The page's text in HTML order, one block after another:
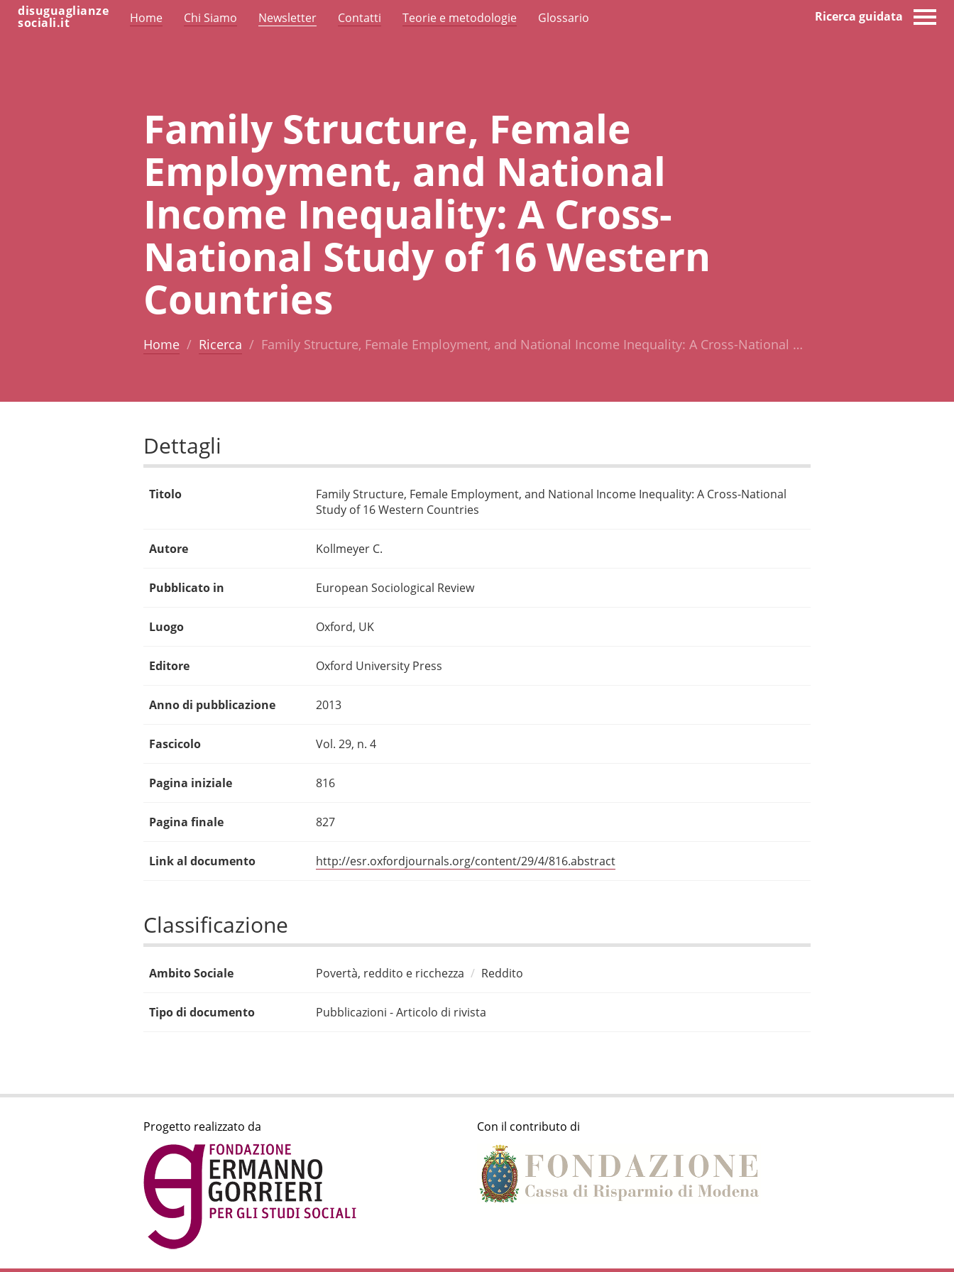
disuguaglianze
sociali.it Home Chi Siamo Newsletter Contatti Teorie e metodologie Glossario Ricerca guidata
Family Structure, Female
Employment, and National
Income Inequality: A Cross-
National Study of 16 Western
Countries
Home Ricerca Family Structure, Female Employment, and National Income Inequality: A Cross-National …
Dettagli
Titolo
Family Structure, Female Employment, and National Income Inequality: A Cross-National
Study of 16 Western Countries
Autore Kollmeyer C.
Pubblicato in European Sociological Review
Luogo Oxford, UK
Editore Oxford University Press
Anno di pubblicazione 2013
Fascicolo Vol. 29, n. 4
Pagina iniziale 816
Pagina finale 827
Link al documento http://esr.oxfordjournals.org/content/29/4/816.abstract
Classificazione
Ambito Sociale Povertà, reddito e ricchezza Reddito
Tipo di documento Pubblicazioni - Articolo di rivista
Progetto realizzato da Con il contributo di